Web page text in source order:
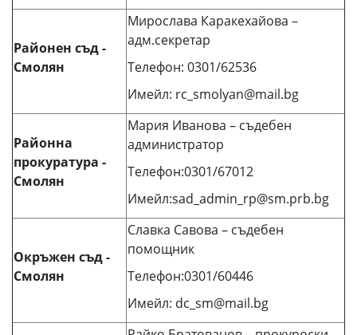
Районен съд -
Смолян
Мирослава Каракехайова –
адм.секретар
Телефон: 0301/62536
Имейл: rc_smolyan@mail.bg
Районна
прокуратура -
Смолян
Мария Иванова – съдебен
администратор
Телефон:0301/67012
Имейл:sad_admin_rp@sm.prb.bg
Окръжен съд -
Смолян
Славка Савова – съдебен
помощник
Телефон:0301/60446
Имейл: dc_sm@mail.bg